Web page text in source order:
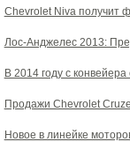
Chevrolet Niva получит
Лос-Анджелес 2013:
В 2014 году с
Продажи Chevrolet
Новое в линейке